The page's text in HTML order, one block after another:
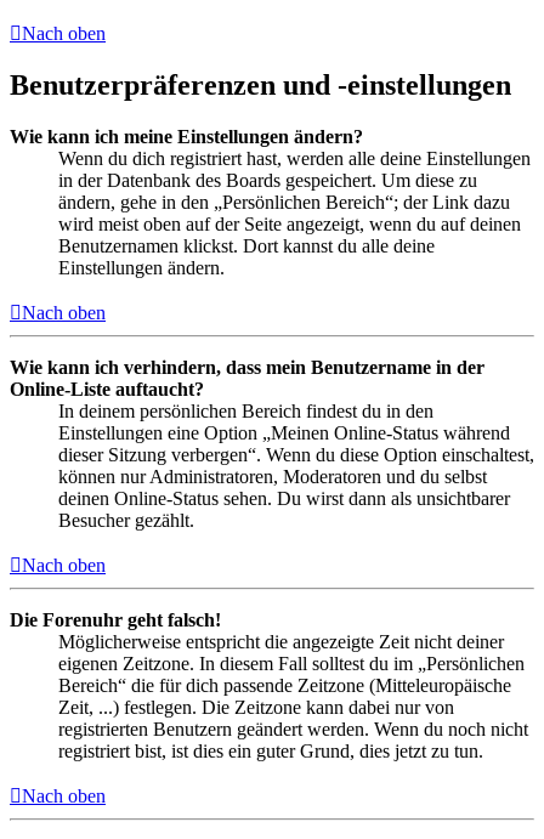
Nach oben
Benutzerpräferenzen und -einstellungen
Wie kann ich meine Einstellungen ändern?
Wenn du dich registriert hast, werden alle deine Einstellungen
in der Datenbank des Boards gespeichert. Um diese zu
ändern, gehe in den „Persönlichen Bereich“; der Link dazu
wird meist oben auf der Seite angezeigt, wenn du auf deinen
Benutzernamen klickst. Dort kannst du alle deine
Einstellungen ändern.
Nach oben
Wie kann ich verhindern, dass mein Benutzername in der
Online-Liste auftaucht?
In deinem persönlichen Bereich findest du in den
Einstellungen eine Option „Meinen Online-Status während
dieser Sitzung verbergen“. Wenn du diese Option einschaltest,
können nur Administratoren, Moderatoren und du selbst
deinen Online-Status sehen. Du wirst dann als unsichtbarer
Besucher gezählt.
Nach oben
Die Forenuhr geht falsch!
Möglicherweise entspricht die angezeigte Zeit nicht deiner
eigenen Zeitzone. In diesem Fall solltest du im „Persönlichen
Bereich“ die für dich passende Zeitzone (Mitteleuropäische
Zeit, ...) festlegen. Die Zeitzone kann dabei nur von
registrierten Benutzern geändert werden. Wenn du noch nicht
registriert bist, ist dies ein guter Grund, dies jetzt zu tun.
Nach oben